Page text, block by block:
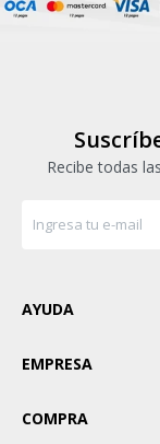
Recibe todas
AYUDA
EMPRESA
COMPRA